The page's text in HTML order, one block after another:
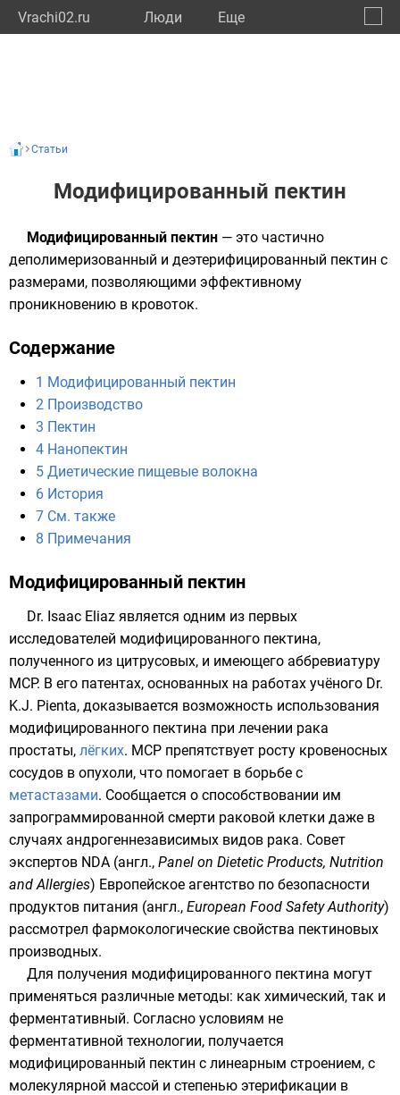
Vrachi02.ru Люди Eще
Статьи
Модифицированный пектин
Модифицированный пектин — это частично
деполимеризованный и деэтерифицированный пектин с
размерами, позволяющими эффективному
проникновению в кровоток.
Содержание
1 Модифицированный пектин
2 Производство
3 Пектин
4 Нанопектин
5 Диетические пищевые волокна
6 История
7 См. также
8 Примечания
Модифицированный пектин
Dr. Isaac Eliaz является одним из первых
исследователей модифицированного пектина,
полученного из цитрусовых, и имеющего аббревиатуру
MCP. В его патентах, основанных на работах учёного Dr.
K.J. Pienta, доказывается возможность использования
модифицированного пектина при лечении рака
простаты, лёгких. МСР препятствует росту кровеносных
сосудов в опухоли, что помогает в борьбе с
метастазами. Сообщается о способствовании им
запрограммированной смерти раковой клетки даже в
случаях андрогеннезависимых видов рака. Совет
экспертов NDA (англ., Panel on Dietetic Products, Nutrition
and Allergies) Европейское агентство по безопасности
продуктов питания (англ., European Food Safety Authority)
рассмотрел фармокологические свойства пектиновых
производных.
Для получения модифицированного пектина могут
применяться различные методы: как химический, так и
ферментативный. Согласно условиям не
ферментативной технологии, получается
модифицированный пектин с линеарным строением, с
молекулярной массой и степенью этерификации в